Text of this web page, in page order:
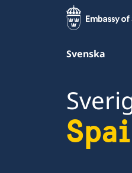
Svenska